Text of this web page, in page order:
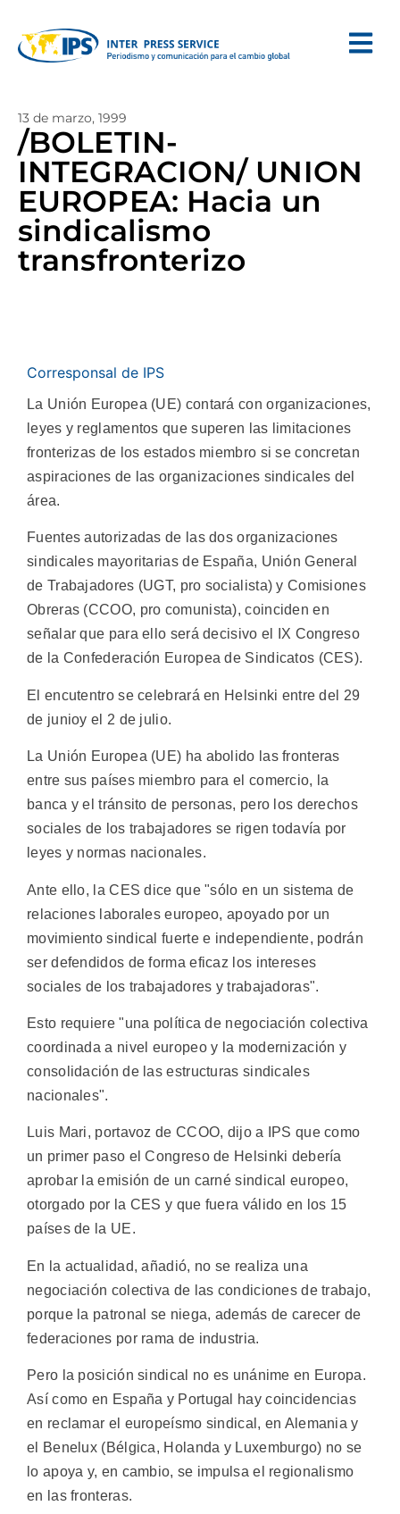
13 de marzo, 1999
/BOLETIN-
INTEGRACION/ UNION
EUROPEA: Hacia un
sindicalismo
transfronterizo
Corresponsal de IPS
La Unión Europea (UE) contará con organizaciones,
leyes y reglamentos que superen las limitaciones
fronterizas de los estados miembro si se concretan
aspiraciones de las organizaciones sindicales del
área.
Fuentes autorizadas de las dos organizaciones
sindicales mayoritarias de España, Unión General
de Trabajadores (UGT, pro socialista) y Comisiones
Obreras (CCOO, pro comunista), coinciden en
señalar que para ello será decisivo el IX Congreso
de la Confederación Europea de Sindicatos (CES).
El encutentro se celebrará en Helsinki entre del 29
de junioy el 2 de julio.
La Unión Europea (UE) ha abolido las fronteras
entre sus países miembro para el comercio, la
banca y el tránsito de personas, pero los derechos
sociales de los trabajadores se rigen todavía por
leyes y normas nacionales.
Ante ello, la CES dice que "sólo en un sistema de
relaciones laborales europeo, apoyado por un
movimiento sindical fuerte e independiente, podrán
ser defendidos de forma eficaz los intereses
sociales de los trabajadores y trabajadoras".
Esto requiere "una política de negociación colectiva
coordinada a nivel europeo y la modernización y
consolidación de las estructuras sindicales
nacionales".
Luis Mari, portavoz de CCOO, dijo a IPS que como
un primer paso el Congreso de Helsinki debería
aprobar la emisión de un carné sindical europeo,
otorgado por la CES y que fuera válido en los 15
países de la UE.
En la actualidad, añadió, no se realiza una
negociación colectiva de las condiciones de trabajo,
porque la patronal se niega, además de carecer de
federaciones por rama de industria.
Pero la posición sindical no es unánime en Europa.
Así como en España y Portugal hay coincidencias
en reclamar el europeísmo sindical, en Alemania y
el Benelux (Bélgica, Holanda y Luxemburgo) no se
lo apoya y, en cambio, se impulsa el regionalismo
en las fronteras.